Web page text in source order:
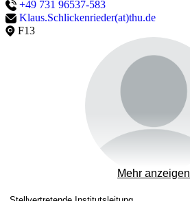
+49 731 96537-583
Klaus.Schlickenrieder(at)thu.de
F13
Mehr anzeigen